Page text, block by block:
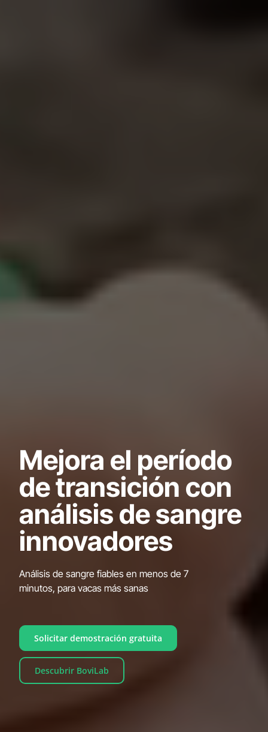
Mejora el período
de transición con
análisis de sangre
innovadores
Análisis de sangre fiables en menos de 7
minutos, para vacas más sanas
Solicitar demostración gratuita
Descubrir BoviLab